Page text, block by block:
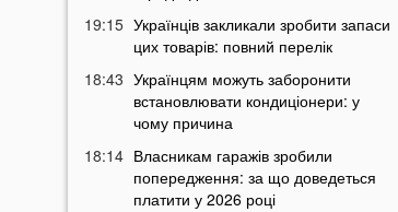
19:15 Українців закликали зробити запаси
цих товарів: повний перелік
18:43 Українцям можуть заборонити
встановлювати кондиціонери: у
чому причина
18:14 Власникам гаражів зробили
попередження: за що доведеться
платити у 2026 році